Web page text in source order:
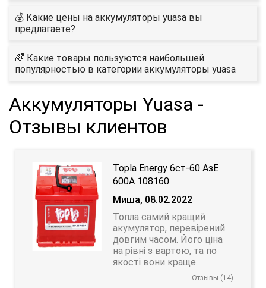
💰 Какие цены на aккумуляторы yuasa вы
предлагаете?
🌈 Какие товары пользуются наибольшей
популярностью в категории aккумуляторы yuasa
Aккумуляторы Yuasa -
Отзывы клиентов
Topla Energy 6ст-60 АзЕ
600A 108160
Миша, 08.02.2022
Топла самий кращий
акумулятор, перевірений
довгим часом. Його ціна
на рівні з вартою, та по
якості вони краще.
Отзывы (14)